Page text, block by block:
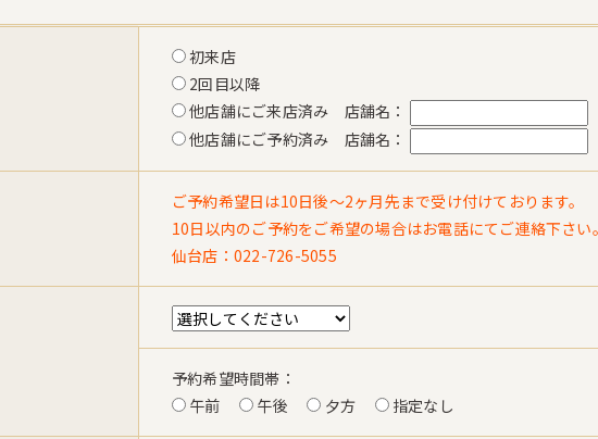
初来店
2回目以降
他店舗にご来店済み 店舗名：
他店舗にご予約済み 店舗名：
ご予約希望日は10日後〜2ヶ月先まで受け付けております。
10日以内のご予約をご希望の場合はお電話にてご連絡下さい
仙台店：022-726-5055
予約希望時間帯：
午前
午後 夕方 指定なし